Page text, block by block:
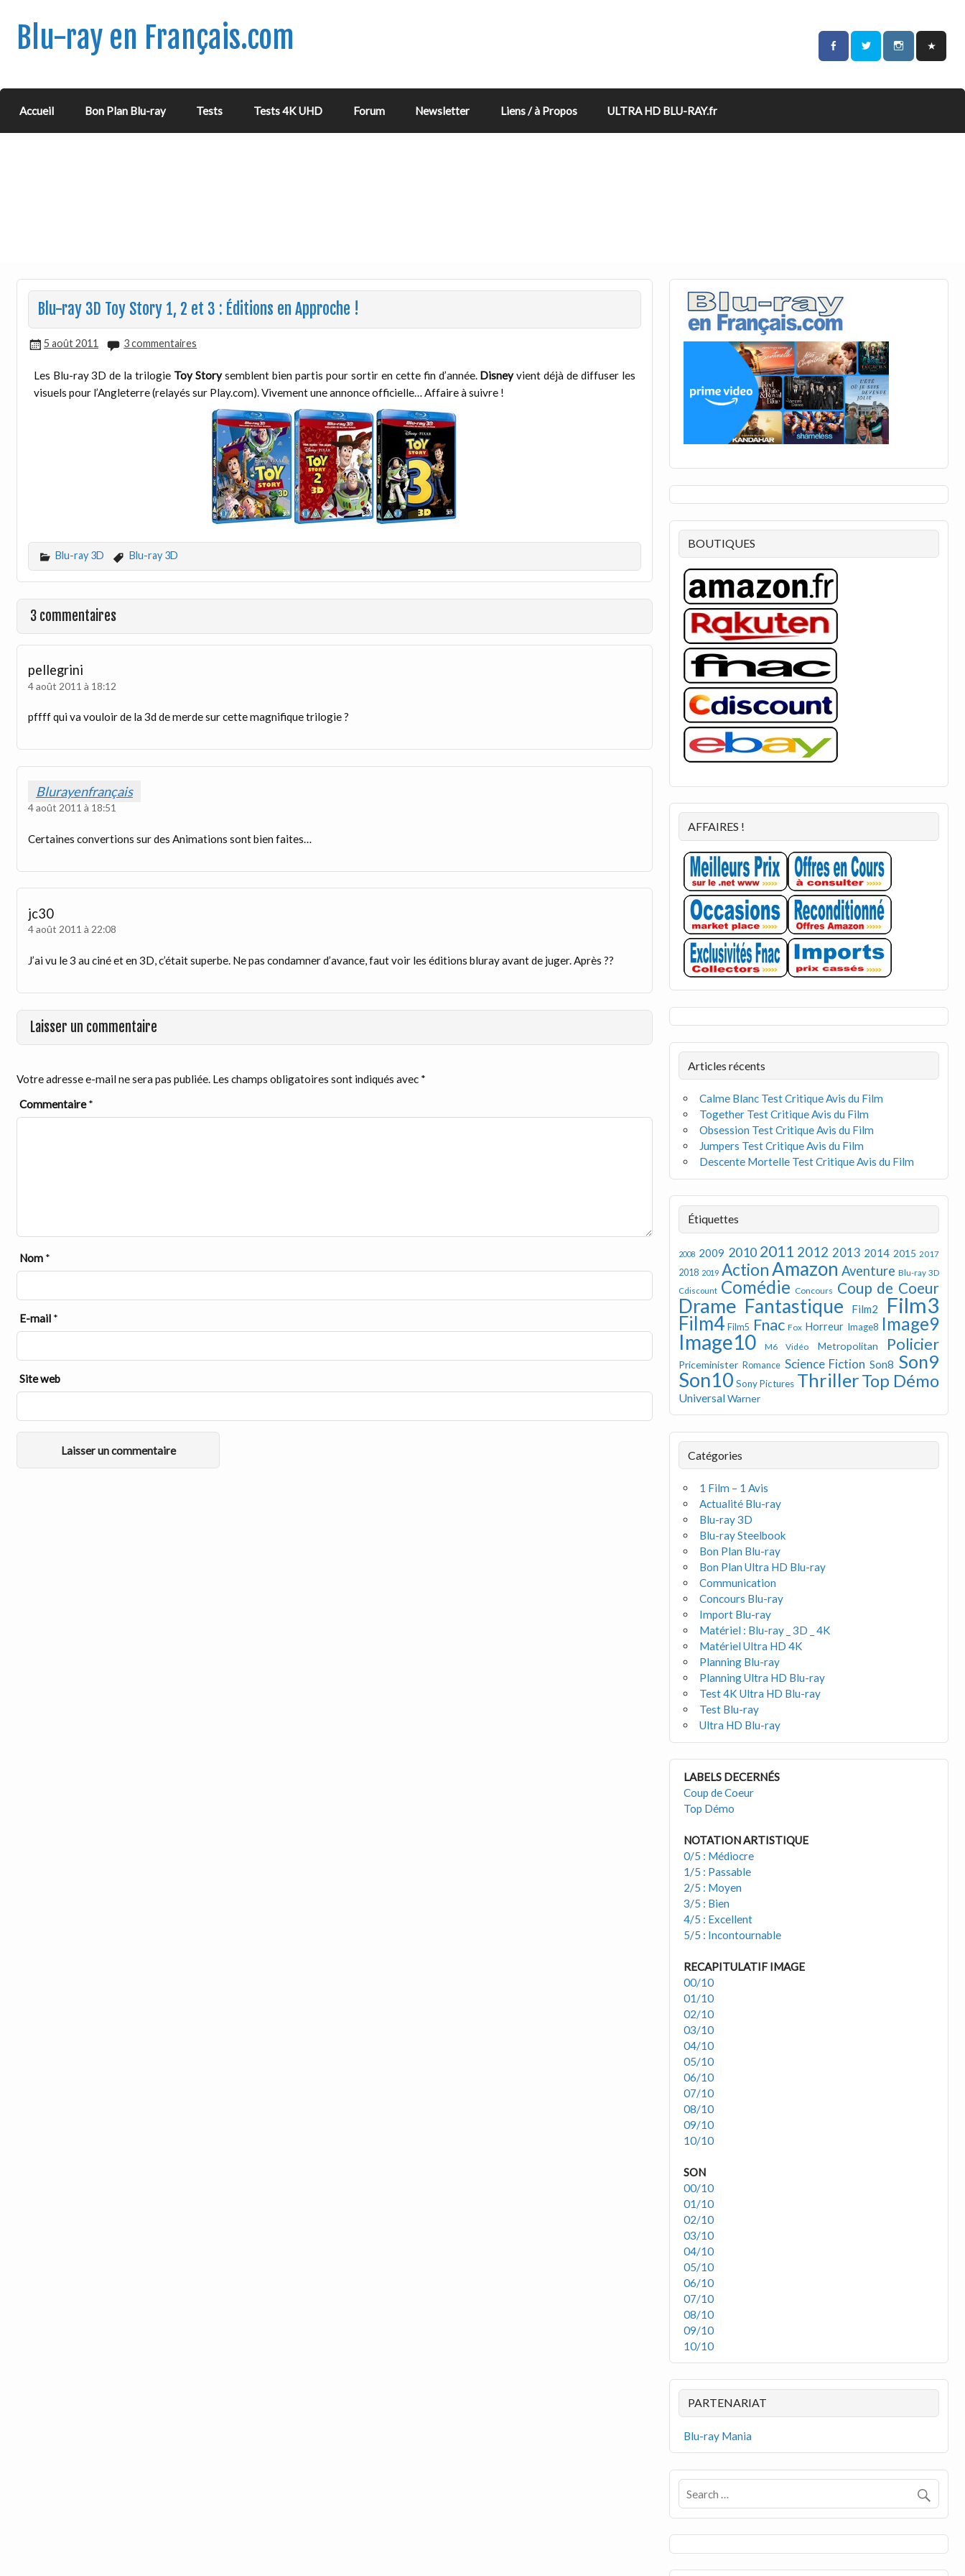
Blu-ray en Français.com
Accueil Bon Plan Blu-ray Tests Tests 4K UHD Forum Newsletter Liens / à Propos ULTRA HD BLU-RAY.fr
Blu-ray 3D Toy Story 1, 2 et 3 : Éditions en Approche !
5 août 2011 3 commentaires
Les Blu-ray 3D de la trilogie Toy Storysemblent bien partis pour sortir en cette fin d’année. Disneyvient déjà de diffuser les
visuels pour l’Angleterre (relayés sur Play.com). Vivement une annonce officielle… Affaire à suivre !
Blu-ray 3D Blu-ray 3D
3 commentaires
pellegrini
4 août 2011 à 18:12
pffff qui va vouloir de la 3d de merde sur cette magnifique trilogie ?
Blurayenfrançais
4 août 2011 à 18:51
Certaines convertions sur des Animations sont bien faites…
jc30
4 août 2011 à 22:08
J’ai vu le 3 au ciné et en 3D, c’était superbe. Ne pas condamner d’avance, faut voir les éditions bluray avant de juger. Après ??
Laisser un commentaire
Votre adresse e-mail ne sera pas publiée. Les champs obligatoires sont indiqués avec *
Commentaire*
Nom *
E-mail *
Site web
BOUTIQUES
AFFAIRES !
Articles récents
Calme Blanc Test Critique Avis du Film
Together Test Critique Avis du Film
Obsession Test Critique Avis du Film
Jumpers Test Critique Avis du Film
Descente Mortelle Test Critique Avis du Film
Étiquettes
2008 2009 2010 2011 2012 2013 2014 2015 2017
2018 2019 ActionAmazon Aventure Blu-ray 3D
Cdiscount Comédie Concours Coup de Coeur
Drame Fantastique Film2 Film3
Film4 Film5 Fnac Fox Horreur Image8 Image9
Image10 M6 Vidéo Metropolitan Policier
Priceminister Romance Science Fiction Son8 Son9
Son10 Sony Pictures ThrillerTop Démo
UniversalWarner
Catégories
1 Film – 1 Avis
Actualité Blu-ray
Blu-ray 3D
Blu-ray Steelbook
Bon Plan Blu-ray
Bon Plan Ultra HD Blu-ray
Communication
Concours Blu-ray
Import Blu-ray
Matériel : Blu-ray _ 3D _ 4K
Matériel Ultra HD 4K
Planning Blu-ray
Planning Ultra HD Blu-ray
Test 4K Ultra HD Blu-ray
Test Blu-ray
Ultra HD Blu-ray
LABELS DECERNÉS
Coup de Coeur
Top Démo
NOTATION ARTISTIQUE
0/5 : Médiocre
1/5 : Passable
2/5 : Moyen
3/5 : Bien
4/5 : Excellent
5/5 : Incontournable
RECAPITULATIF IMAGE
00/10
01/10
02/10
03/10
04/10
05/10
06/10
07/10
08/10
09/10
10/10
SON
00/10
01/10
02/10
03/10
04/10
05/10
06/10
07/10
08/10
09/10
10/10
PARTENARIAT
Blu-ray Mania